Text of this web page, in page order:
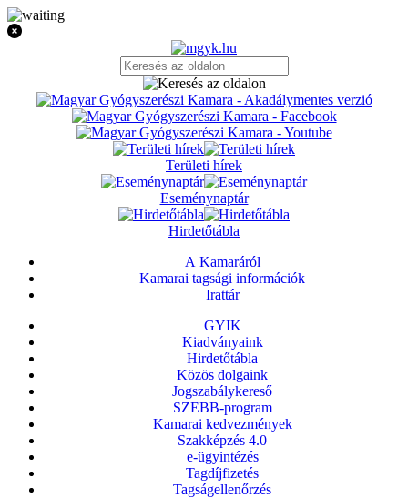
Területi hírek
Eseménynaptár
Hirdetőtábla
A Kamaráról
Kamarai tagsági információk
Irattár
GYIK
Kiadványaink
Hirdetőtábla
Közös dolgaink
Jogszabálykereső
SZEBB-program
Kamarai kedvezmények
Szakképzés 4.0
e-ügyintézés
Tagdíjfizetés
Tagságellenőrzés